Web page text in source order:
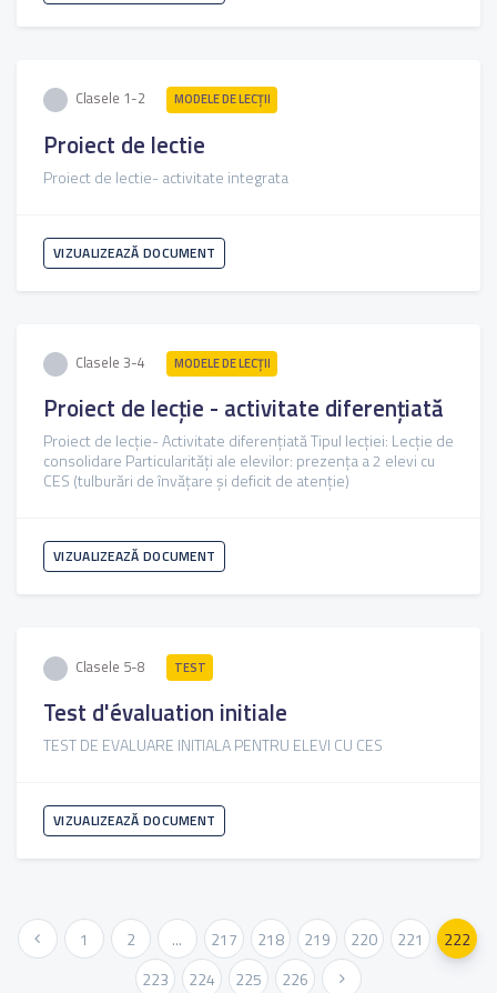
Clasele 1-2 MODELE DE LECȚII
Proiect de lectie
Proiect de lectie- activitate integrata
VIZUALIZEAZĂ DOCUMENT
Clasele 3-4 MODELE DE LECȚII
Proiect de lecție - activitate diferențiată
Proiect de lecție- Activitate diferențiată Tipul lecției: Lecție de
consolidare Particularități ale elevilor: prezența a 2 elevi cu
CES (tulburări de învățare și deficit de atenție)
VIZUALIZEAZĂ DOCUMENT
Clasele 5-8 TEST
Test d'évaluation initiale
TEST DE EVALUARE INITIALA PENTRU ELEVI CU CES
VIZUALIZEAZĂ DOCUMENT
« Anterioara1 2 ... 217 218 219 220 221
222
223
224 225 226Urmatoarea »